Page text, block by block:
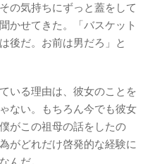
の気持ちにずっと蓋をして
かせてきた。「バスケット
後だ。お前は男だろ」と
いる理由は、彼女のことを
ない。もちろん今でも彼女
がこの祖母の話をしたの
がどれだけ啓発的な経験に